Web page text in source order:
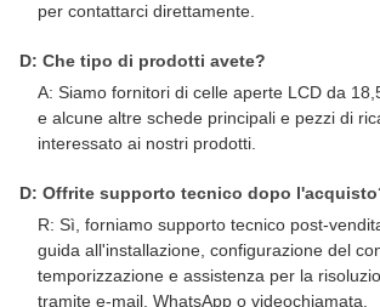
per contattarci direttamente.
D: Che tipo di prodotti avete?
A: Siamo fornitori di celle aperte LCD da
e alcune altre schede principali e pezzi di
interessato ai nostri prodotti.
D: Offrite supporto tecnico dopo
R: Sì, forniamo supporto tecnico post-
guida all'installazione, configurazione del
temporizzazione e assistenza per la
tramite e-mail, WhatsApp o videochiamata.